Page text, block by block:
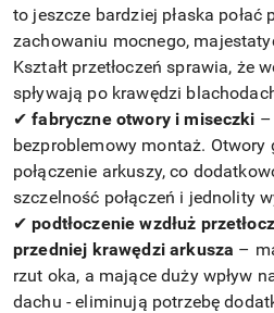
to jeszcze bardziej płaska połać
zachowaniu mocnego,
Kształt przetłoczeń sprawia, że
spływają po krawędzi
✔fabryczne otwory i miseczki –
bezproblemowy montaż. Otwory
połączenie arkuszy, co
szczelność połączeń i jednolity
✔podtłoczenie wzdłuż
przedniej krawędzi arkusza –
rzut oka, a mające duży wpływ
dachu - eliminują potrzebę